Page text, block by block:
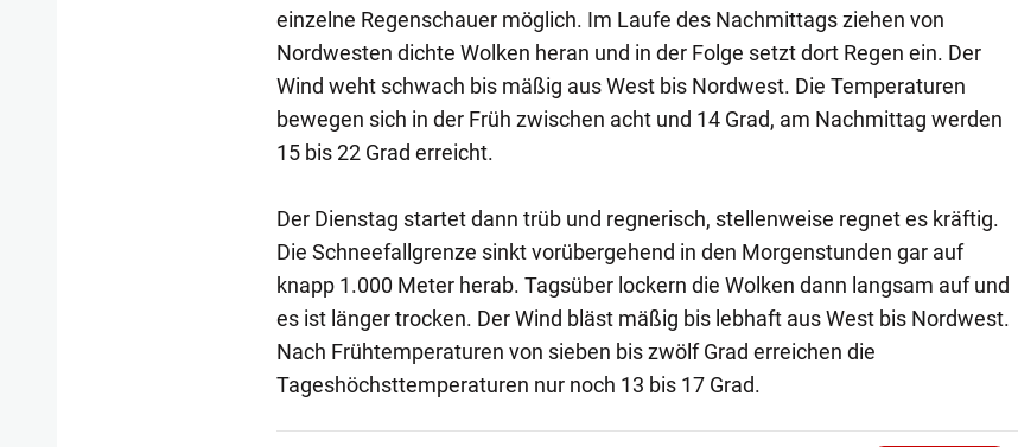
einzelne Regenschauer möglich. Im Laufe des Nachmittags ziehen von
Nordwesten dichte Wolken heran und in der Folge setzt dort Regen ein. Der
Wind weht schwach bis mäßig aus West bis Nordwest. Die Temperaturen
bewegen sich in der Früh zwischen acht und 14 Grad, am Nachmittag werden
15 bis 22 Grad erreicht.
Der Dienstag startet dann trüb und regnerisch, stellenweise regnet es kräftig.
Die Schneefallgrenze sinkt vorübergehend in den Morgenstunden gar auf
knapp 1.000 Meter herab. Tagsüber lockern die Wolken dann langsam auf und
es ist länger trocken. Der Wind bläst mäßig bis lebhaft aus West bis Nordwest.
Nach Frühtemperaturen von sieben bis zwölf Grad erreichen die
Tageshöchsttemperaturen nur noch 13 bis 17 Grad.